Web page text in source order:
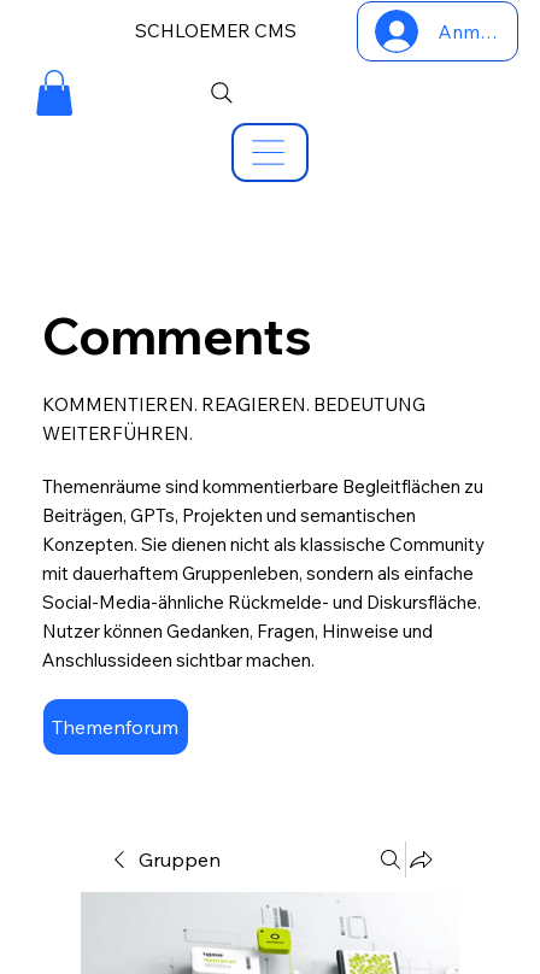
SCHLOEMER CMS Anmelden
Gruppen
Comments
KOMMENTIEREN. REAGIEREN. BEDEUTUNG
WEITERFÜHREN.
Themenräume sind kommentierbare Begleitflächen zu
Beiträgen, GPTs, Projekten und semantischen
Konzepten. Sie dienen nicht als klassische Community
mit dauerhaftem Gruppenleben, sondern als einfache
Social-Media-ähnliche Rückmelde- und Diskursfläche.
Nutzer können Gedanken, Fragen, Hinweise und
Anschlussideen sichtbar machen.
Themenforum